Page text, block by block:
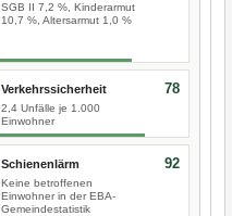
SGB II 7,2 %, Kinderarmut
10,7 %, Altersarmut 1,0 %
Verkehrssicherheit
2,4 Unfälle je 1.000
Einwohner
78
Schienenlärm
Keine betroffenen
Einwohner in der EBA-
Gemeindestatistik
92